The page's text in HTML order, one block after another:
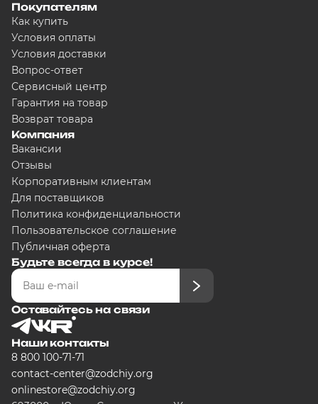
любого банка
Получайте товар выбранный
Оставшиеся части будут
об оплате Плайтом
Покупателям
Как купить
Условия оплаты
Условия доставки
Вопрос-ответ
Сервисный центр
Гарантия на товар
Возврат товара
Компания
Вакансии
Отзывы
Корпоративным клиентам
Для поставщиков
Политика конфиденциальности
Пользовательское соглашение
Публичная оферта
Будьте всегда в курсе!
Оставайтесь на связи
Наши контакты
8 800 100-71-71
contact-center@zodchiy.org
onlinestore@zodchiy.org